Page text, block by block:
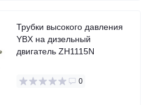
Трубки высокого давления
YBX на дизельный
двигатель ZH1115N
0